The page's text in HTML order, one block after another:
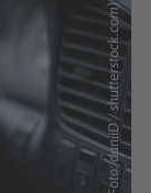
(Foto: daniiD / shutterstock.com)